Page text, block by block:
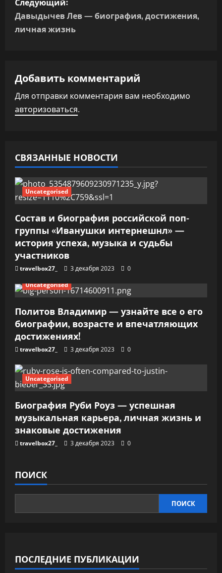
г
и
я
з
а
п
и
с
я
м
Давыдычев Лев — биография, достижения,
личная жизнь
Добавить комментарий
Для отправки комментария вам необходимо
авторизоваться.
СВЯЗАННЫЕ НОВОСТИ
Uncategorised
Состав и биография российской поп-
группы «Иванушки интернешнл» —
история успеха, музыка и судьбы
участников
travelbox27_ 3 декабря 2023
0
Uncategorised
Политов Владимир — узнайте все о его
биографии, возрасте и впечатляющих
достижениях!
travelbox27_ 3 декабря 2023 0
Uncategorised
Биография Руби Роуз — успешная
музыкальная карьера, личная жизнь и
знаковые достижения
travelbox27_ 3 декабря 2023 0
ПОИСК
ПОИСК
ПОСЛЕДНИЕ ПУБЛИКАЦИИ